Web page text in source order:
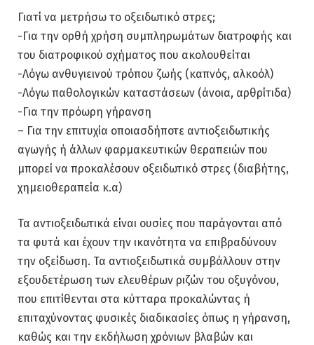
Γιατί να μετρήσω το οξειδωτικό στρες;
-Για την ορθή χρήση συμπληρωμάτων διατροφής και
του διατροφικού σχήματος που ακολουθείται
-Λόγω ανθυγιεινού τρόπου ζωής (καπνός, αλκοόλ)
-Λόγω παθολογικών καταστάσεων (άνοια, αρθρίτιδα)
-Για την πρόωρη γήρανση
– Για την επιτυχία οποιασδήποτε αντιοξειδωτικής
αγωγής ή άλλων φαρμακευτικών θεραπειών που
μπορεί να προκαλέσουν οξειδωτικό στρες (διαβήτης,
χημειοθεραπεία κ.α)
Τα αντιοξειδωτικά είναι ουσίες που παράγονται από
τα φυτά και έχουν την ικανότητα να επιβραδύνουν
την οξείδωση. Τα αντιοξειδωτικά συμβάλλουν στην
εξουδετέρωση των ελευθέρων ριζών του οξυγόνου,
που επιτίθενται στα κύτταρα προκαλώντας ή
επιταχύνοντας φυσικές διαδικασίες όπως η γήρανση,
καθώς και την εκδήλωση χρόνιων βλαβών και